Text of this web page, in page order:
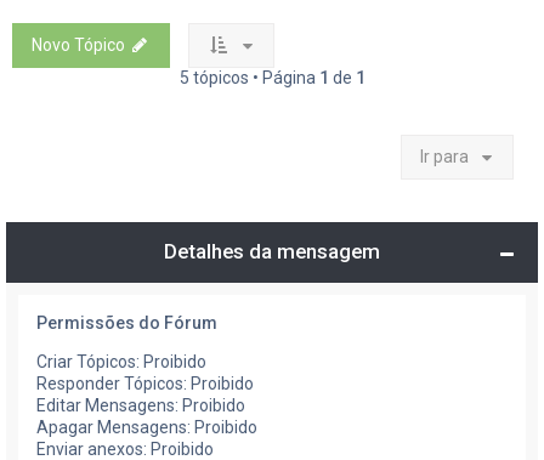
Novo Tópico
5 tópicos • Página 1 de 1
Ir para
Detalhes da mensagem
Permissões do Fórum
Criar Tópicos: Proibido
Responder Tópicos: Proibido
Editar Mensagens: Proibido
Apagar Mensagens: Proibido
Enviar anexos: Proibido